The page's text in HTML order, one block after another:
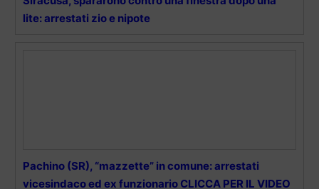
lite: arrestati zio e nipote
Pachino (SR), “mazzette” in comune: arrestati
vicesindaco ed ex funzionario CLICCA PER IL VIDEO